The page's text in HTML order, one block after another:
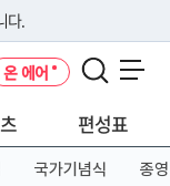
다.
고 있다면 아래 URL에
온 에어
편성표
국가기념식 종영